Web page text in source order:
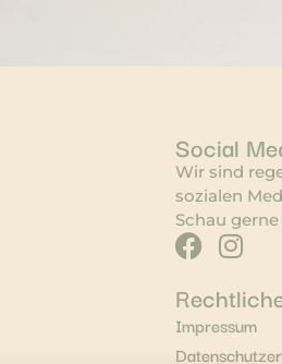
Social
Wir sind
sozialen
Schau
Impressum